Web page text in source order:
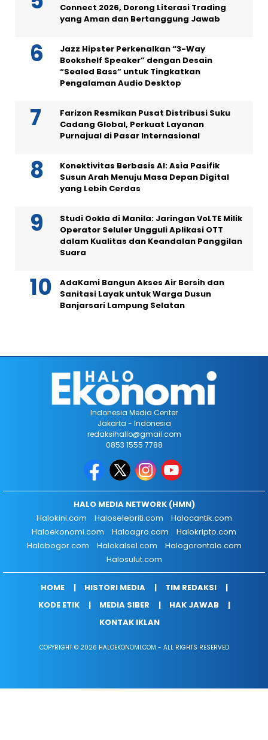
Connect 2026, Dorong Literasi Trading
yang Aman dan Bertanggung Jawab
Jazz Hipster Perkenalkan “3-Way
Bookshelf Speaker” dengan Desain
“Sealed Bass” untuk Tingkatkan
Pengalaman Audio Desktop
Farizon Resmikan Pusat Distribusi Suku
Cadang Global, Perkuat Layanan
Purnajual di Pasar Internasional
Konektivitas Berbasis AI: Asia Pasifik
Susun Arah Menuju Masa Depan Digital
yang Lebih Cerdas
Studi Ookla di Manila: Jaringan VoLTE Milik
Operator Seluler Ungguli Aplikasi OTT
dalam Kualitas dan Keandalan Panggilan
Suara
AdaKami Bangun Akses Air Bersih dan
Sanitasi Layak untuk Warga Dusun
Banjarsari Lampung Selatan
Indonesia Media Center
Jakarta - Indonesia
redaksihallo@gmail.com
0853 1555 7788
HALO MEDIA NETWORK (HMN)
Halokini.com
Haloselebriti.com
Halocantik.com
Haloekonomi.com
Haloagro.com
Halokripto.com
Halobogor.com
Halokalsel.com
Halogorontalo.com
Halosulut.com
HOME HISTORI MEDIA
TIM REDAKSI
KODE ETIK
MEDIA SIBER
HAK JAWAB
KONTAK IKLAN
COPYRIGHT © 2026 HALOEKONOMI.COM - ALL RIGHTS RESERVED